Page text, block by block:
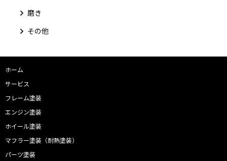
磨き
その他
ホーム
サービス
フレーム塗装
エンジン塗装
ホイール塗装
マフラー塗装（耐熱塗装）
パーツ塗装